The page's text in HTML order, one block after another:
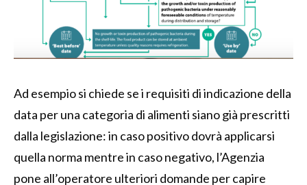
Ad esempio si chiede se i requisiti di indicazione della
data per una categoria di alimenti siano già prescritti
dalla legislazione: in caso positivo dovrà applicarsi
quella norma mentre in caso negativo, l’Agenzia
pone all’operatore ulteriori domande per capire